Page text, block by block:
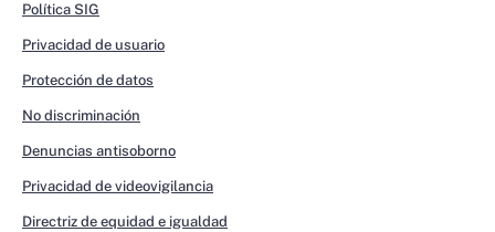
Política SIG
Privacidad de usuario
Protección de datos
No discriminación
Denuncias antisoborno
Privacidad de videovigilancia
Directriz de equidad e igualdad